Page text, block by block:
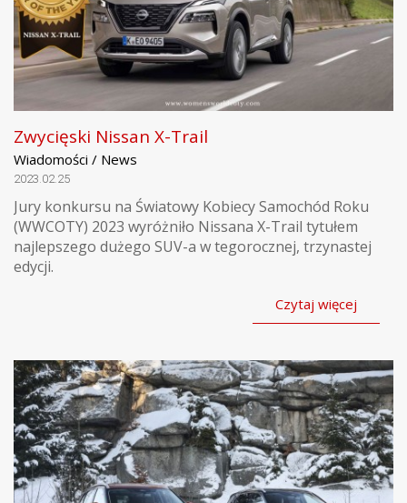
Zwycięski Nissan X-Trail
Wiadomości / News
2023.02.25
Jury konkursu na Światowy Kobiecy Samochód Roku
(WWCOTY) 2023 wyróżniło Nissana X-Trail tytułem
najlepszego dużego SUV-a w tegorocznej, trzynastej
edycji.
Czytaj więcej